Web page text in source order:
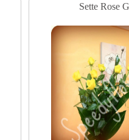
Sette Rose